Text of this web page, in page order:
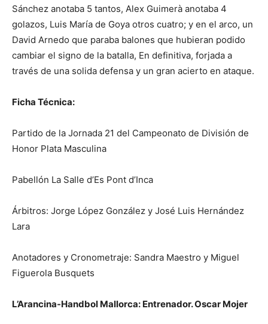
Sánchez anotaba 5 tantos, Alex Guimerà anotaba 4
golazos, Luis María de Goya otros cuatro; y en el arco, un
David Arnedo que paraba balones que hubieran podido
cambiar el signo de la batalla, En definitiva, forjada a
través de una solida defensa y un gran acierto en ataque.
Ficha Técnica:
Partido de la Jornada 21 del Campeonato de División de
Honor Plata Masculina
Pabellón La Salle d’Es Pont d’Inca
Árbitros: Jorge López González y José Luis Hernández
Lara
Anotadores y Cronometraje: Sandra Maestro y Miguel
Figuerola Busquets
L’Arancina-Handbol Mallorca: Entrenador. Oscar Mojer